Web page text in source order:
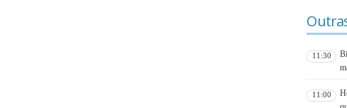
11:30
11:00